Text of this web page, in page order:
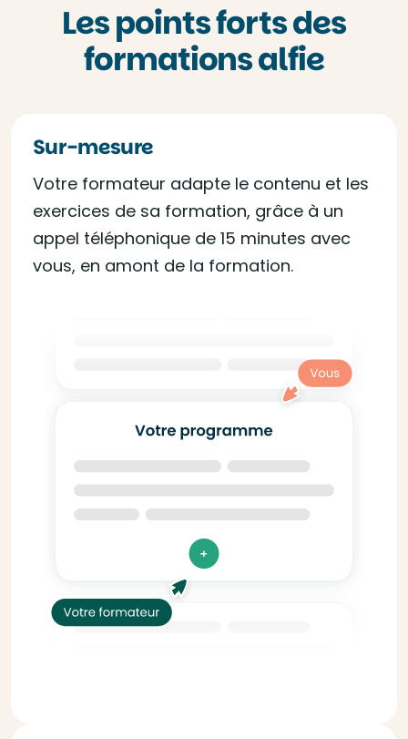
Les points forts des
formations alfie
Sur-mesure
Votre formateur adapte le contenu et les
exercices de sa formation, grâce à un
appel téléphonique de 15 minutes avec
vous, en amont de la formation.